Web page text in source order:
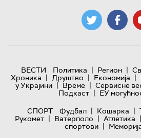
ВЕСТИ Политика | Регион |
Хроника | Друштво | Економија |
у Украјини | Време | Сервисне
Подкаст | ЕУ
СПОРТ
Фудбал | Кошарка |
Рукомет | Ватерполо | Атлетика |
спортови |